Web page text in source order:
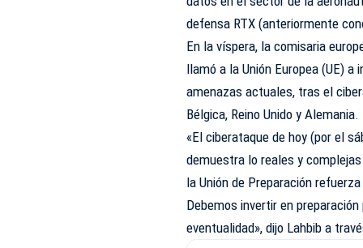
defensa RTX (anteriormente
En la víspera, la comisaria
llamó a la Unión Europea (UE)
amenazas actuales, tras el
Bélgica, Reino Unido y Alemania.
«El ciberataque de hoy (por el
demuestra lo reales y
la Unión de Preparación
Debemos invertir en
eventualidad», dijo Lahbib a